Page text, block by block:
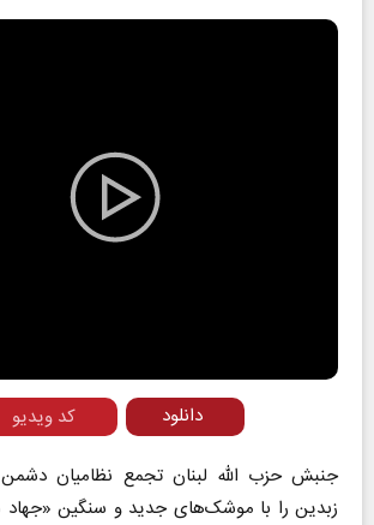
کد ویدیو
دانلود
جنبش حزب‌ الله لبنان تجمع نظامیان دشمن
زبدین را با موشک‌های جدید و سنگین «جهاد